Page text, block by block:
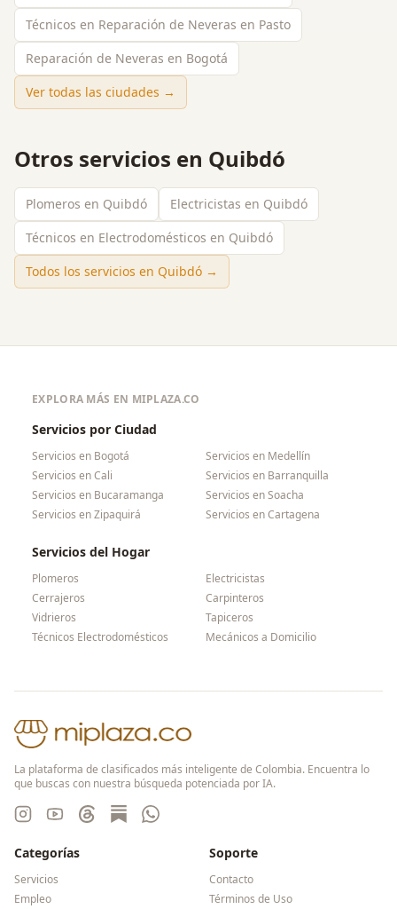
Técnicos en Reparación de Neveras en Pasto
Reparación de Neveras en Bogotá
Ver todas las ciudades →
Otros servicios en Quibdó
Plomeros en Quibdó
Electricistas en Quibdó
Técnicos en Electrodomésticos en Quibdó
Todos los servicios en Quibdó →
EXPLORA MÁS EN MIPLAZA.CO
Servicios por Ciudad
Servicios en Bogotá Servicios en Medellín
Servicios enCali Servicios en Barranquilla
Servicios en Bucaramanga Servicios enSoacha
Servicios enZipaquirá Servicios enCartagena
Servicios del Hogar
Plomeros
Electricistas
Cerrajeros
Carpinteros
Vidrieros
Tapiceros
Técnicos Electrodomésticos
Mecánicos a Domicilio
La plataforma de clasificados más inteligente de Colombia. Encuentra lo
que buscas con nuestra búsqueda potenciada por IA.
Categorías
Servicios
Empleo
Soporte
Contacto
Términos de Uso